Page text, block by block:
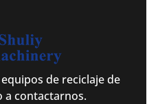
de reciclaje de
a contactarnos.